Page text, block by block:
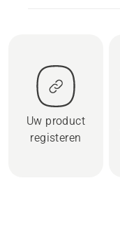
Uw product
registeren